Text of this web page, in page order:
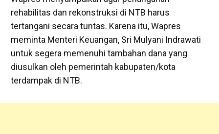
rehabilitas dan rekonstruksi di NTB harus
tertangani secara tuntas. Karena itu, Wapres
meminta Menteri Keuangan, Sri Mulyani Indrawati
untuk segera memenuhi tambahan dana yang
diusulkan oleh pemerintah kabupaten/kota
terdampak di NTB.